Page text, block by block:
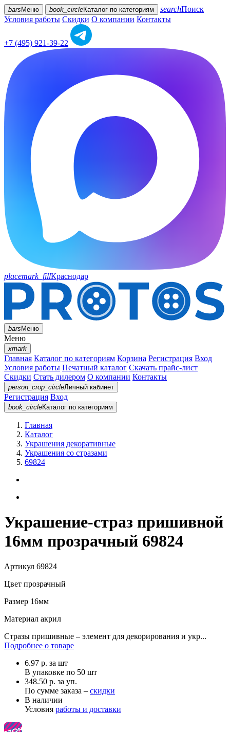
bars Меню book_circleКаталог по категориям searchПоиск
Условия работы Скидки О компании Контакты
+7 (495) 921-39-22
placemark_fillКраснодар
barsМеню
Меню
xmark
Главная Каталог по категориям Корзина Регистрация Вход
Условия работы Печатный каталог Скачать прайс-лист
Скидки Стать дилером О компании Контакты
person_crop_circleЛичный кабинет
Регистрация Вход
book_circleКаталог по категориям
Главная
Каталог
Украшения декоративные
Украшения со стразами
69824
Украшение-страз пришивной
16мм прозрачный 69824
Артикул 69824
Цвет прозрачный
Размер 16мм
Материал акрил
Стразы пришивные – элемент для декорирования и укр...
Подробнее о товаре
6.97 р. за шт
В упаковке по 50 шт
348.50 р. за уп.
По сумме заказа – скидки
В наличии
Условия работы и доставки